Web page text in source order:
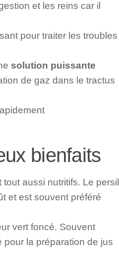
et les reins car il
pour traiter les troubles
solution puissante
de gaz dans le tractus
bienfaits
aussi nutritifs. Le persil
et est souvent préféré
vert foncé. Souvent
pour la préparation de jus